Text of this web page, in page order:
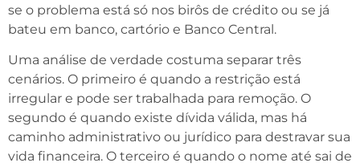
se o problema está só nos birôs de crédito ou se já
bateu em banco, cartório e Banco Central.
Uma análise de verdade costuma separar três
cenários. O primeiro é quando a restrição está
irregular e pode ser trabalhada para remoção. O
segundo é quando existe dívida válida, mas há
caminho administrativo ou jurídico para destravar sua
vida financeira. O terceiro é quando o nome até sai de